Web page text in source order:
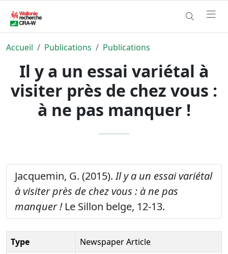
Accueil Publications Publications
Il y a un essai variétal à
visiter près de chez vous :
à ne pas manquer !
Jacquemin, G. (2015).Il y a un essai variétal
à visiter près de chez vous : à ne pas
manquer !Le Sillon belge, 12-13.
Type
Newspaper Article